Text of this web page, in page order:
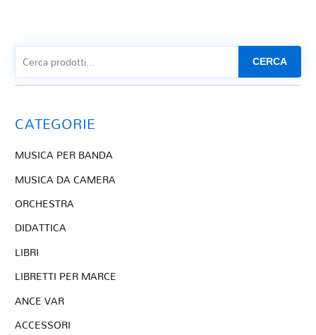
CERCA
CATEGORIE
MUSICA PER BANDA
MUSICA DA CAMERA
ORCHESTRA
DIDATTICA
LIBRI
LIBRETTI PER MARCE
ANCE VAR
ACCESSORI